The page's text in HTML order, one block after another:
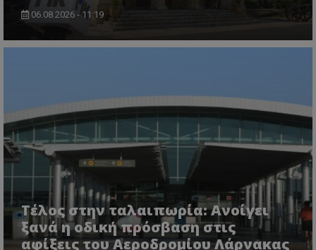
06.08.2026 - 11:19
Τέλος στην ταλαιπωρία: Ανοίγει
ξανά η οδική πρόσβαση στις
αφίξεις του Αεροδρομίου Λάρνακας